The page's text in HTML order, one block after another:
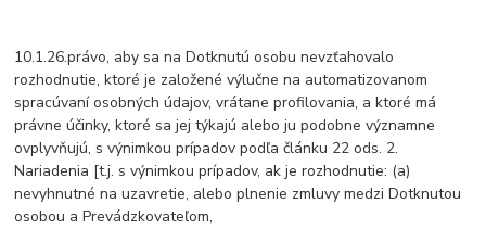
10.1.26.právo, aby sa na Dotknutú osobu nevzťahovalo
rozhodnutie, ktoré je založené výlučne na automatizovanom
spracúvaní osobných údajov, vrátane profilovania, a ktoré má
právne účinky, ktoré sa jej týkajú alebo ju podobne významne
ovplyvňujú, s výnimkou prípadov podľa článku 22 ods. 2.
Nariadenia [t.j. s výnimkou prípadov, ak je rozhodnutie: (a)
nevyhnutné na uzavretie, alebo plnenie zmluvy medzi Dotknutou
osobou a Prevádzkovateľom,